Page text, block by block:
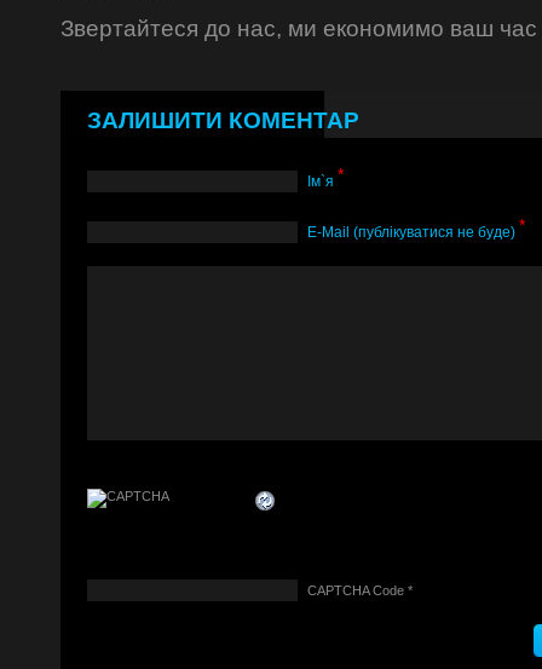
Звертайтеся до нас, ми економимо ваш час
ЗАЛИШИТИ КОМЕНТАР
Ім`я *
Е-Mail (публікуватися не буде) *
CAPTCHA Code *